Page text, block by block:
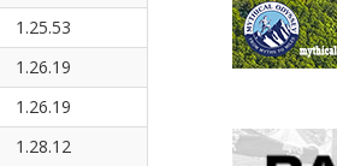
1.25.53
1.26.19
1.26.19
1.28.12